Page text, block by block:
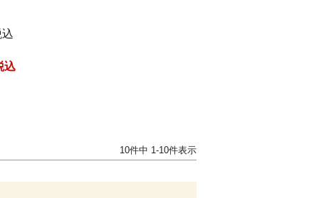
込
10件中 1 -10件表示